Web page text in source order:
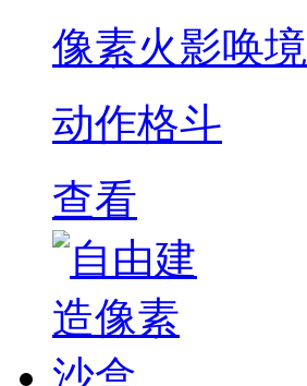
像素火影唤境
动作格斗
查看